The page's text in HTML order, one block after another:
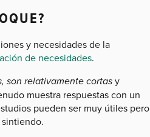
y necesidades de la
de necesidades.
son relativamente cortasy
muestra respuestas con un
pueden ser muy útiles pero